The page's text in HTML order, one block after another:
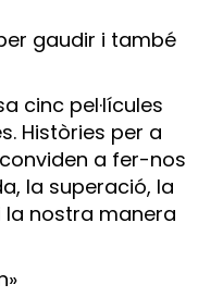
gaudir i també
cinc pel·lícules
Històries per a
a fer-nos
la superació, la
la nostra manera